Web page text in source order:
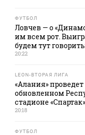
ФУТБОЛ
Ловчев — о
им всем рот.
будем тут
20:22
LEON-ВТОРАЯ ЛИГА
«Алания»
обновленном
стадионе
20:18
ФУТБОЛ